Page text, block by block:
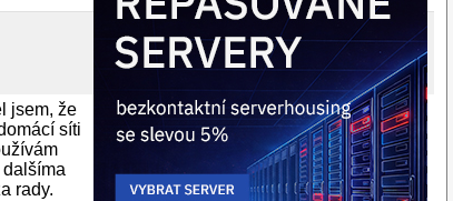
jsem, že
síti
rady.